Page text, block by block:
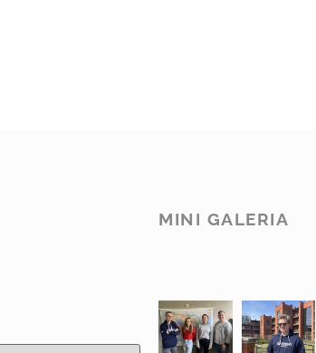
MINI GALERIA